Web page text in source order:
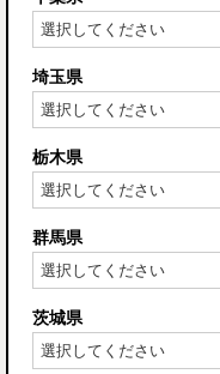
埼玉県
栃木県
群馬県
茨城県